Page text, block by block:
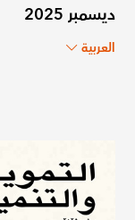
ديسمبر 2025
العربية